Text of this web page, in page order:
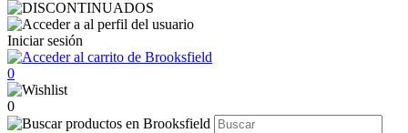
Iniciar sesión
0
0